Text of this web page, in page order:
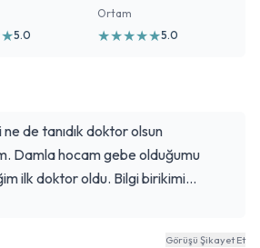
★5.0
Ortam
★★★★★5.0
de tanıdık doktor olsun
Damla hocam gebe olduğumu
ilk doktor oldu. Bilgi birikimi
anlayışlı tavrıyla mükemmel
Görüşü Şikayet Et